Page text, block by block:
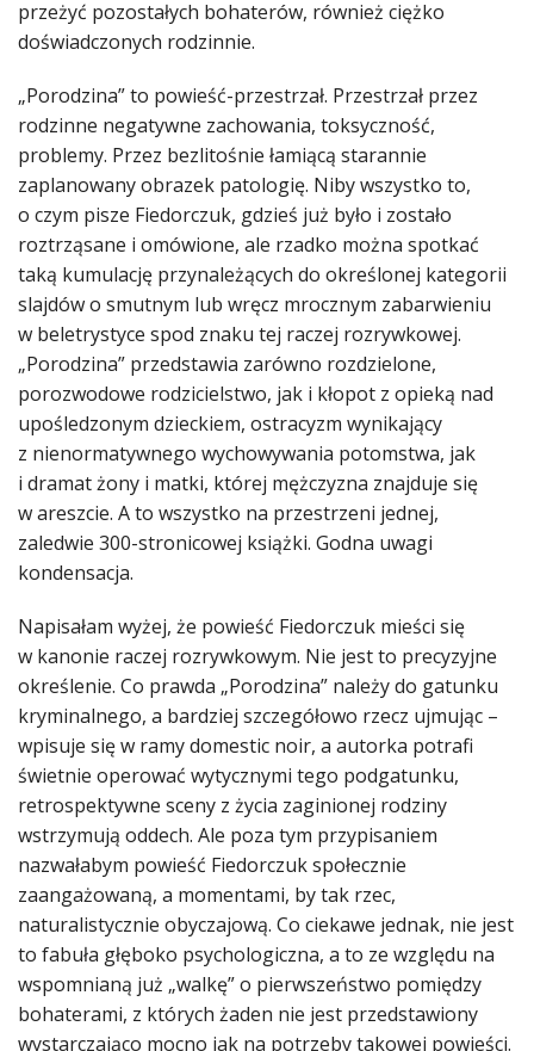
przeżyć pozostałych bohaterów, również ciężko
doświadczonych rodzinnie.
„Porodzina” to powieść-przestrzał. Przestrzał przez
rodzinne negatywne zachowania, toksyczność,
problemy. Przez bezlitośnie łamiącą starannie
zaplanowany obrazek patologię. Niby wszystko to,
o czym pisze Fiedorczuk, gdzieś już było i zostało
roztrząsane i omówione, ale rzadko można spotkać
taką kumulację przynależących do określonej kategorii
slajdów o smutnym lub wręcz mrocznym zabarwieniu
w beletrystyce spod znaku tej raczej rozrywkowej.
„Porodzina” przedstawia zarówno rozdzielone,
porozwodowe rodzicielstwo, jak i kłopot z opieką nad
upośledzonym dzieckiem, ostracyzm wynikający
z nienormatywnego wychowywania potomstwa, jak
i dramat żony i matki, której mężczyzna znajduje się
w areszcie. A to wszystko na przestrzeni jednej,
zaledwie 300-stronicowej książki. Godna uwagi
kondensacja.
Napisałam wyżej, że powieść Fiedorczuk mieści się
w kanonie raczej rozrywkowym. Nie jest to precyzyjne
określenie. Co prawda „Porodzina” należy do gatunku
kryminalnego, a bardziej szczegółowo rzecz ujmując –
wpisuje się w ramy domestic noir, a autorka potrafi
świetnie operować wytycznymi tego podgatunku,
retrospektywne sceny z życia zaginionej rodziny
wstrzymują oddech. Ale poza tym przypisaniem
nazwałabym powieść Fiedorczuk społecznie
zaangażowaną, a momentami, by tak rzec,
naturalistycznie obyczajową. Co ciekawe jednak, nie jest
to fabuła głęboko psychologiczna, a to ze względu na
wspomnianą już „walkę” o pierwszeństwo pomiędzy
bohaterami, z których żaden nie jest przedstawiony
wystarczająco mocno jak na potrzeby takowej powieści.